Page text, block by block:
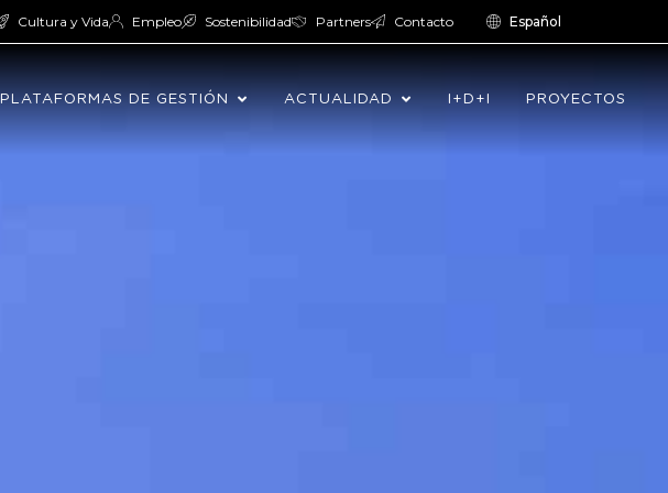
Cultura y Vida Empleo Sostenibilidad Partners Contacto Español
PLATAFORMAS DE GESTIÓN ACTUALIDAD I+D+I PROYECTOS